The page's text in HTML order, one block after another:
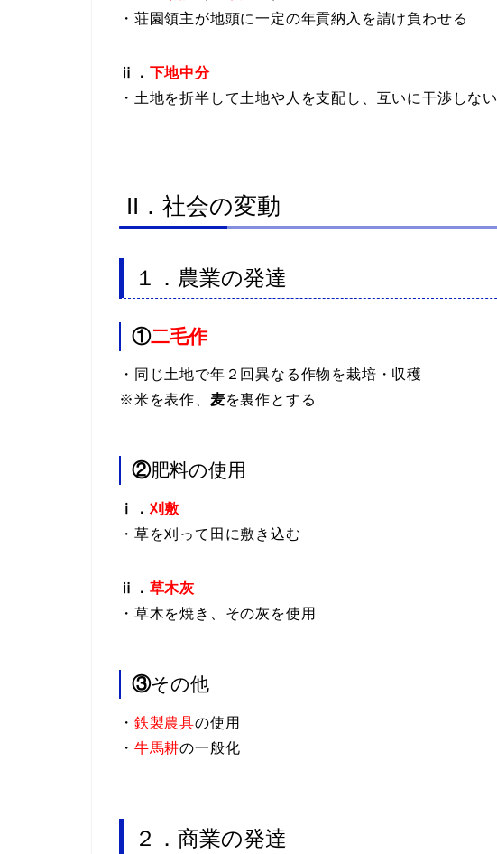
・荘園領主が地頭に一定の年貢納入を請け負わせる
ⅱ． 下地中分
・土地を折半して土地や人を支配し、互いに干渉しない
II．社会の変動
１．農業の発達
①二毛作
・同じ土地で年２回異なる作物を栽培・収穫
※米を表作、 麦を裏作とする
②肥料の使用
ⅰ． 刈敷
・草を刈って田に敷き込む
ⅱ． 草木灰
・草木を焼き、その灰を使用
③その他
・ 鉄製農具の使用
・ 牛馬耕の一般化
２．商業の発達